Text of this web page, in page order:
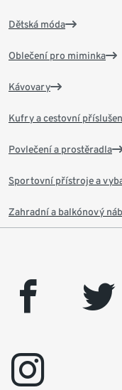
Dětská móda
Oblečení pro miminka
Kávovary
Kufry a cestovní
Povlečení a prostěradla
Sportovní přístroje a
Zahradní a balkónový
facebook twitter
instagram